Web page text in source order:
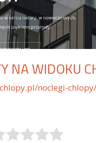
NA WIDOKU
noclegi-chlopy/